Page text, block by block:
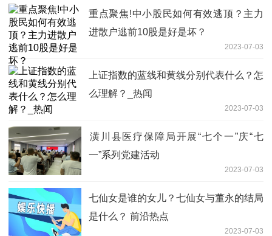
重点聚焦!中小股民如何有效逃顶？主力
进散户逃前10股是好是坏？
2023-07-03
上证指数的蓝线和黄线分别代表什么？怎
么理解？_热闻
2023-07-03
​潢川县医疗保障局开展“七个一”庆“七
一”系列党建活动
2023-07-03
七仙女是谁的女儿？七仙女与董永的结局
是什么？ 前沿热点
2023-07-03